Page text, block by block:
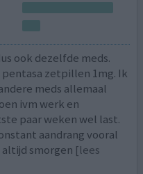
ook dezelfde meds.
pentasa zetpillen 1mg. Ik
meds allemaal
ivm werk en
paar weken wel last.
aandrang vooral
smorgen [lees